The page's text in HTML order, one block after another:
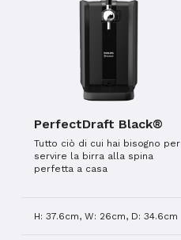
PerfectDraft Black®
Tutto ciò di cui hai bisogno per
servire la birra alla spina
perfetta a casa
H: 37.6cm, W: 26cm, D: 34.6cm